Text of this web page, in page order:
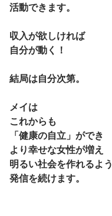
活動できます。
収入が欲しければ
自分が動く！
結局は自分次第。
メイは
これからも
「健康の自立」ができ
より幸せな女性が増え
明るい社会を作れるよう
発信を続けます。